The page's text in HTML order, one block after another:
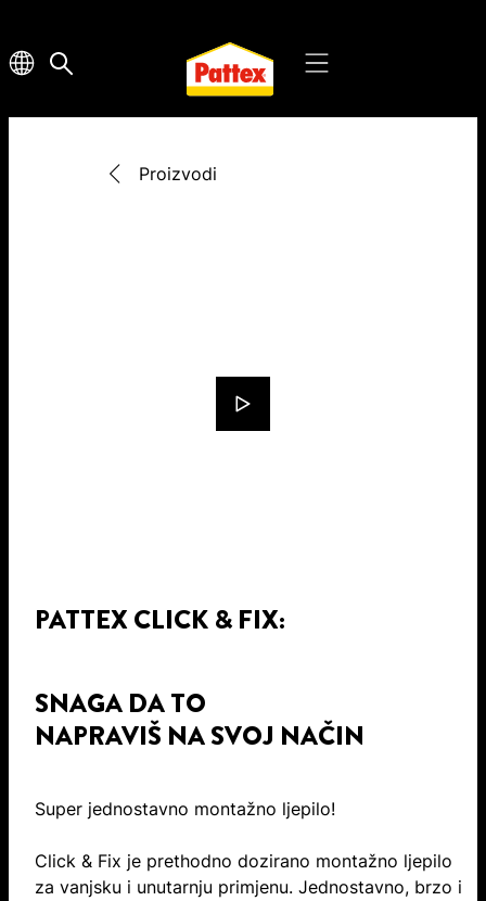
Proizvodi
PATTEX CLICK & FIX:
SNAGA DA TO
NAPRAVIŠ NA SVOJ NAČIN
Super jednostavno montažno ljepilo!
Click & Fix je prethodno dozirano montažno ljepilo
za vanjsku i unutarnju primjenu. Jednostavno, brzo i